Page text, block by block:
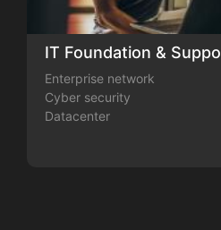
IT Foundation &
Enterprise network
Cyber security
Datacenter